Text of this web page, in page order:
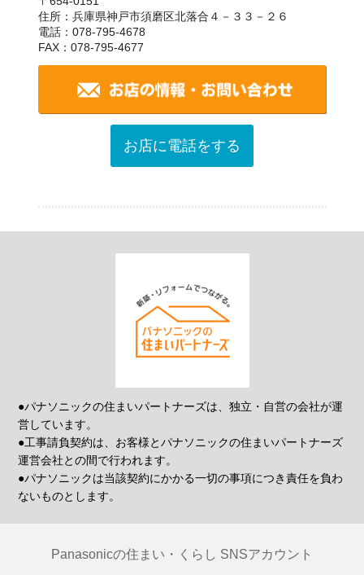
住所：兵庫県神戸市須磨区北落合４－３３－２６
電話：078-795-4678
FAX：078-795-4677
お店に電話をする
●パナソニックの住まいパートナーズは、独立・自営の会社が運
営しています。
●工事請負契約は、お客様とパナソニックの住まいパートナーズ
運営会社との間で行われます。
●パナソニックは当該契約にかかる一切の事項につき責任を負わ
ないものとします。
Panasonicの住まい・くらし SNSアカウント